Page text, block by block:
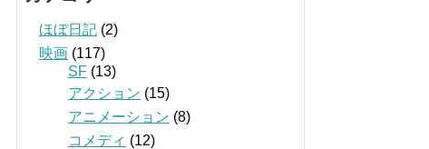
ほぼ日記 (2)
映画 (117)
SF (13)
アクション (15)
アニメーション (8)
コメディ (12)